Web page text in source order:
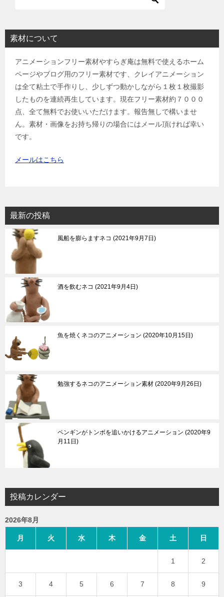
素材について
アニメーションフリー素材やすらぎ庵は無料で使えるホーム
ページやブログ用のフリー素材です、クレイアニメーション
は全て粘土で手作りし、少しずつ動かしながら１枚１枚撮影
したものを連続再生しています。現在フリー素材約７０００
点、全て無料でお使いいただけます。報告無しで構いませ
ん。素材・画像をお持ち帰りの場合にはメール頂ければ幸い
です。
メールはこちら
最新の投稿
風船を膨らますネコ 2021年9月7日
酒を飲むネコ 2021年9月4日
魚を焼くネコのアニメーション 2020年10月15日
勉強するネコのアニメーション素材 2020年9月26日
ペンギンがトンボを追いかけるアニメーション 2020年9
月11日
投稿カレンダー
2026年8月
月 火 水 木 金 土 日
1 2
3 4 5 6 7 8 9